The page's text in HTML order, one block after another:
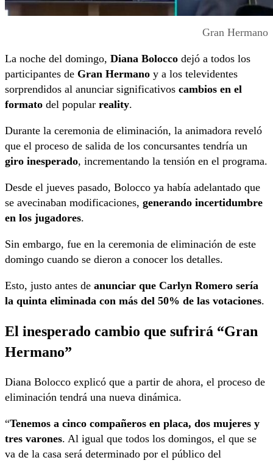
Gran Hermano
La noche del domingo, Diana Bolocco dejó a todos los
participantes de Gran Hermano y a los televidentes
sorprendidos al anunciar significativos cambios en el
formato del popular reality.
Durante la ceremonia de eliminación, la animadora reveló
que el proceso de salida de los concursantes tendría un
giro inesperado, incrementando la tensión en el programa.
Desde el jueves pasado, Bolocco ya había adelantado que
se avecinaban modificaciones, generando incertidumbre
en los jugadores.
Sin embargo, fue en la ceremonia de eliminación de este
domingo cuando se dieron a conocer los detalles.
Esto, justo antes de anunciar que Carlyn Romero sería
la quinta eliminada con más del 50% de las votaciones.
El inesperado cambio que sufrirá “Gran
Hermano”
Diana Bolocco explicó que a partir de ahora, el proceso de
eliminación tendrá una nueva dinámica.
“Tenemos a cinco compañeros en placa, dos mujeres y
tres varones. Al igual que todos los domingos, el que se
va de la casa será determinado por el público del